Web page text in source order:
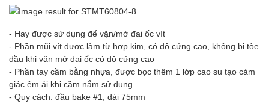
- Hay được sử dụng để vặn/mở đai ốc vít
- Phần mũi vít được làm từ hợp kim, có độ cứng cao, không bị tòe
đầu khi vặn mở đai ốc có độ cứng cao
- Phần tay cầm bằng nhựa, được bọc thêm 1 lớp cao su tạo cảm
giác êm ái khi cầm nắm sử dụng
- Quy cách: đầu bake #1, dài 75mm